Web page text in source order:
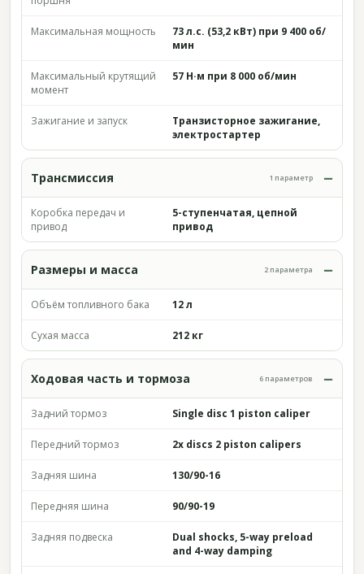
Максимальная мощность
73 л.с. (53,2 кВт) при 9 400 об/
мин
Максимальный крутящий
момент
57 Н·м при 8 000 об/мин
Зажигание и запуск
Транзисторное зажигание,
электростартер
Трансмиссия 1 параметр
Коробка передач и
привод
5-ступенчатая, цепной
привод
Размеры и масса 2 параметра
Объём топливного бака 12 л
Сухая масса 212 кг
Ходовая часть и тормоза 6 параметров
Задний тормоз Single disc 1 piston caliper
Передний тормоз 2x discs 2 piston calipers
Задняя шина 130/90-16
Передняя шина 90/90-19
Задняя подвеска
Dual shocks, 5-way preload
and 4-way damping